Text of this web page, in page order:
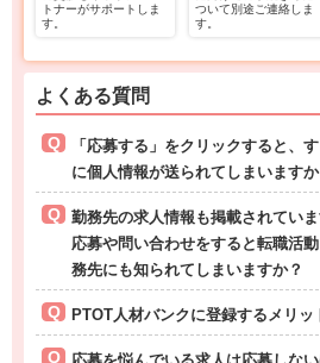
トナーがサポートしま
す。
ついて別途ご連絡しま
す。
よくある質問
「応募する」をクリックすると、
に個人情報が送られてしまいますか
勤務先の求人情報も掲載されてい
応募や問い合わせをすると転職活
務先にも知られてしまいますか？
PTOT人材バンクに登録するメリッ